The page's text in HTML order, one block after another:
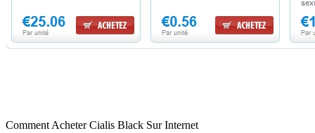
Comment Acheter Cialis Black Sur Internet